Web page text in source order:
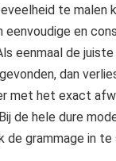
te malen
eenvoudige en
eenmaal de
dan
met het exact
de hele dure
de grammage in te